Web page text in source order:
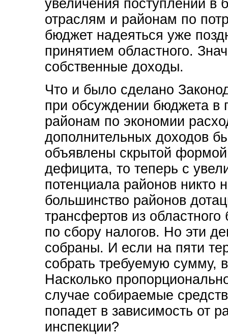
увеличения поступлений в
отраслям и районам по
бюджет надеяться уже
принятием областного.
собственные доходы.
Что и было сделано
при обсуждении бюджета в
районам по экономии
дополнительных доходов
объявлены скрытой
дефицита, то теперь с
потенциала районов никто
большинство районов
трансфертов из
по сбору налогов. Но эти
собраны. И если на пяти
собрать требуемую сумму,
Насколько
случае собираемые
попадет в зависимость от
инспекции?